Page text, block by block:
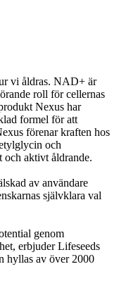
vi åldras. NAD+ är
roll för cellernas
Nexus har
formel för att
förenar kraften hos
och
och aktivt åldrande.
av användare
självklara val
genom
erbjuder Lifeseeds
hyllas av över 2000